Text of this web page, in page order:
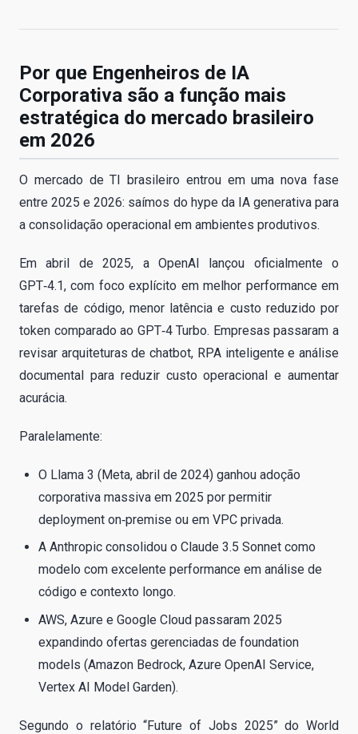
Por que Engenheiros de IA
Corporativa são a função mais
estratégica do mercado brasileiro
em 2026
O mercado de TI brasileiro entrou em uma nova fase
entre 2025 e 2026: saímos do hype da IA generativa para
a consolidação operacional em ambientes produtivos.
Em abril de 2025, a OpenAI lançou oficialmente o
GPT‑4.1, com foco explícito em melhor performance em
tarefas de código, menor latência e custo reduzido por
token comparado ao GPT‑4 Turbo. Empresas passaram a
revisar arquiteturas de chatbot, RPA inteligente e análise
documental para reduzir custo operacional e aumentar
acurácia.
Paralelamente:
O Llama 3 (Meta, abril de 2024) ganhou adoção
corporativa massiva em 2025 por permitir
deployment on‑premise ou em VPC privada.
A Anthropic consolidou o Claude 3.5 Sonnet como
modelo com excelente performance em análise de
código e contexto longo.
AWS, Azure e Google Cloud passaram 2025
expandindo ofertas gerenciadas de foundation
models (Amazon Bedrock, Azure OpenAI Service,
Vertex AI Model Garden).
Segundo o relatório “Future of Jobs 2025” do World